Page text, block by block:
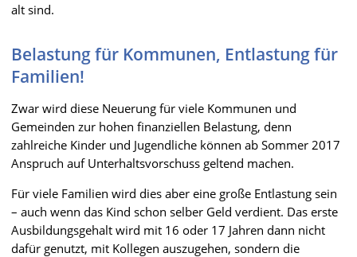
alt sind.
Belastung für Kommunen, Entlastung für
Familien!
Zwar wird diese Neuerung für viele Kommunen und
Gemeinden zur hohen finanziellen Belastung, denn
zahlreiche Kinder und Jugendliche können ab Sommer 2017
Anspruch auf Unterhaltsvorschuss geltend machen.
Für viele Familien wird dies aber eine große Entlastung sein
– auch wenn das Kind schon selber Geld verdient. Das erste
Ausbildungsgehalt wird mit 16 oder 17 Jahren dann nicht
dafür genutzt, mit Kollegen auszugehen, sondern die